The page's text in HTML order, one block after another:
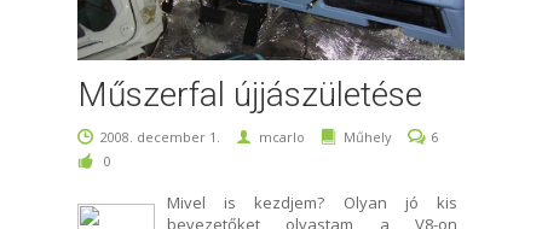
Műszerfal újjászületése
2008. december 1. mcarlo Műhely
6
0
Mivel is kezdjem? Olyan jó kis
bevezetőket olvastam a V8-on